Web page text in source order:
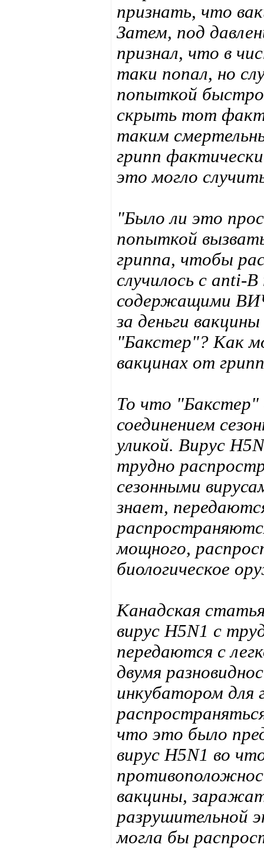
признать, что
Затем, под
признал, что в
таки попал, но
попыткой
скрыть тот факт,
таким
грипп
это могло
"Было ли это
попыткой
гриппа, чтобы
случилось с anti-
содержащими
за деньги
"Бакстер"? Как
вакцинах от
То что "Бакстер"
соединением
уликой. Вирус
трудно
сезонными
знает,
мощного,
биологическое
Канадская
вирус H5N1 с
передаются с
двумя
инкубатором для
что это было
вирус H5N1 во
вакцины,
разрушительной
могла бы